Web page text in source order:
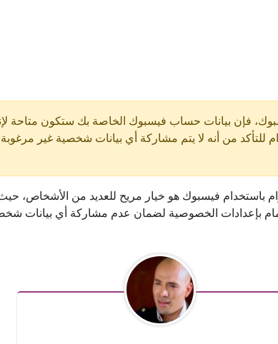
فإن بيانات حساب فيسبوك الخاصة بك ستكون متاحة
من أنه لا يتم مشاركة أي بيانات شخصية غير
باستخدام فيسبوك هو خيار مريح للعديد من الأشخاص،
بإعدادات الخصوصية لضمان عدم مشاركة أي بيانات